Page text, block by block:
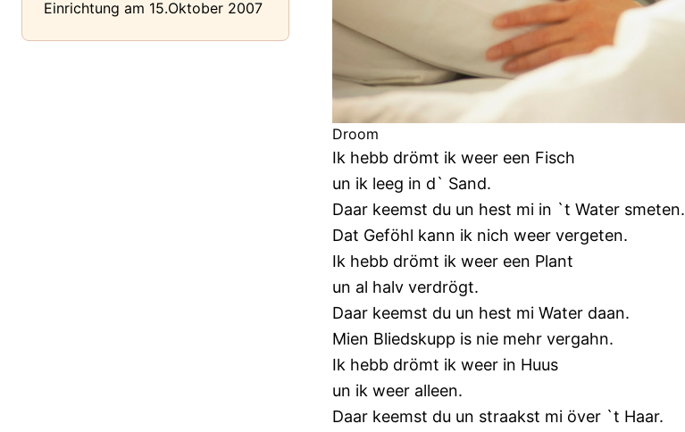
Einrichtung am 15.Oktober 2007
Droom
Ik hebb drömt ik weer een Fisch
un ik leeg in d` Sand.
Daar keemst du un hest mi in `t Water smeten.
Dat Geföhl kann ik nich weer vergeten.
Ik hebb drömt ik weer een Plant
un al halv verdrögt.
Daar keemst du un hest mi Water daan.
Mien Bliedskupp is nie mehr vergahn.
Ik hebb drömt ik weer in Huus
un ik weer alleen.
Daar keemst du un straakst mi över `t Haar.